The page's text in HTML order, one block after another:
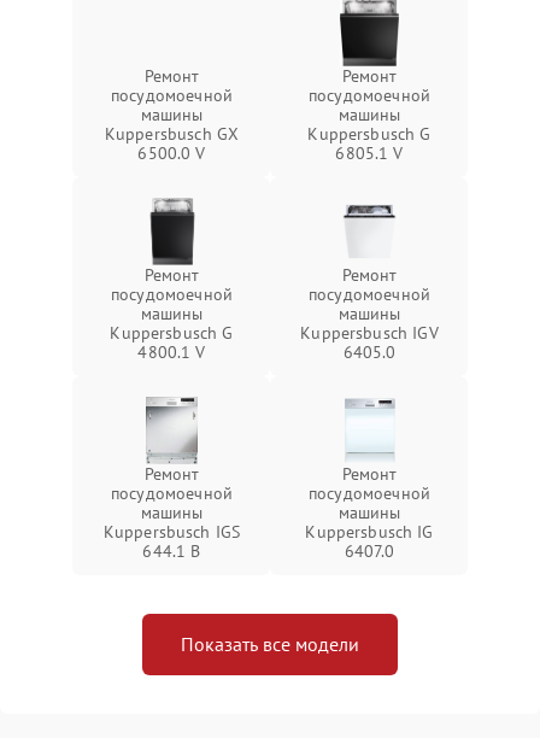
Ремонт
посудомоечной
машины
Kuppersbusch GX
6500.0 V
Ремонт
посудомоечной
машины
Kuppersbusch G
6805.1 V
Ремонт
посудомоечной
машины
Kuppersbusch G
4800.1 V
Ремонт
посудомоечной
машины
Kuppersbusch IGV
6405.0
Ремонт
посудомоечной
машины
Kuppersbusch IGS
644.1 B
Ремонт
посудомоечной
машины
Kuppersbusch IG
6407.0
Показать все модели